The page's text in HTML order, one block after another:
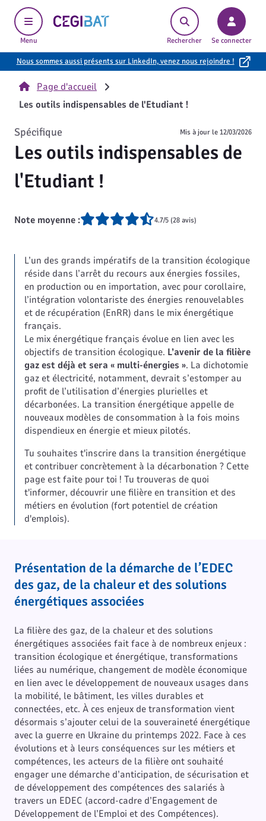
Menu
Cegibat, accueil
Rechercher Se connecter
Nous sommes aussi présents sur LinkedIn, venez nous rejoindre !
Page d'accueil
Les outils indispensables de l'Etudiant !
Les outils indispensables de
l'Etudiant !
Spécifique Mis à jour le12/03/2026
Note moyenne : 4.7/5 (28 avis)
L’un des grands impératifs de la transition écologique
réside dans l’arrêt du recours aux énergies fossiles,
en production ou en importation, avec pour corollaire,
l’intégration volontariste des énergies renouvelables
et de récupération (EnRR) dans le mix énergétique
français.
Le mix énergétique français évolue en lien avec les
objectifs de transition écologique. L’avenir de la filière
gaz est déjà et sera « multi-énergies ». La dichotomie
gaz et électricité, notamment, devrait s’estomper au
profit de l’utilisation d’énergies plurielles et
décarbonées. La transition énergétique appelle de
nouveaux modèles de consommation à la fois moins
dispendieux en énergie et mieux pilotés.
Tu souhaites t'inscrire dans la transition énergétique
et contribuer concrètement à la décarbonation ? Cette
page est faite pour toi ! Tu trouveras de quoi
t'informer, découvrir une filière en transition et des
métiers en évolution (fort potentiel de création
d'emplois).
Présentation de la démarche de l’EDEC
des gaz, de la chaleur et des solutions
énergétiques associées
La filière des gaz, de la chaleur et des solutions
énergétiques associées fait face à de nombreux enjeux :
transition écologique et énergétique, transformations
liées au numérique, changement de modèle économique
en lien avec le développement de nouveaux usages dans
la mobilité, le bâtiment, les villes durables et
connectées, etc. À ces enjeux de transformation vient
désormais s’ajouter celui de la souveraineté énergétique
avec la guerre en Ukraine du printemps 2022. Face à ces
évolutions et à leurs conséquences sur les métiers et
compétences, les acteurs de la filière ont souhaité
engager une démarche d’anticipation, de sécurisation et
de développement des compétences des salariés à
travers un EDEC (accord-cadre d’Engagement de
Développement de l’Emploi et des Compétences).